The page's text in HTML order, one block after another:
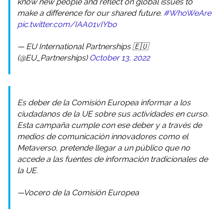
know new people and reflect on global issues to
make a difference for our shared future. #WhoWeAre
pic.twitter.com/IAA01vIYbo
— EU International Partnerships 🇪🇺
(@EU_Partnerships) October 13, 2022
Es deber de la Comisión Europea informar a los
ciudadanos de la UE sobre sus actividades en curso.
Esta campaña cumple con ese deber y a través de
medios de comunicación innovadores como el
Metaverso, pretende llegar a un público que no
accede a las fuentes de información tradicionales de
la UE.
—Vocero de la Comisión Europea